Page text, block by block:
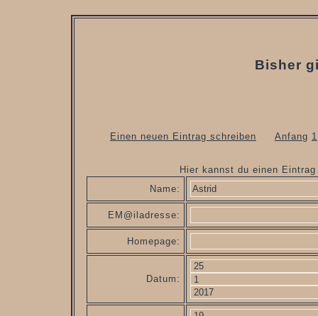
Bisher
Einen neuen Eintrag schreiben Anfang 1
Hier kannst du einen
Name:
EM@iladresse:
Homepage:
Datum: